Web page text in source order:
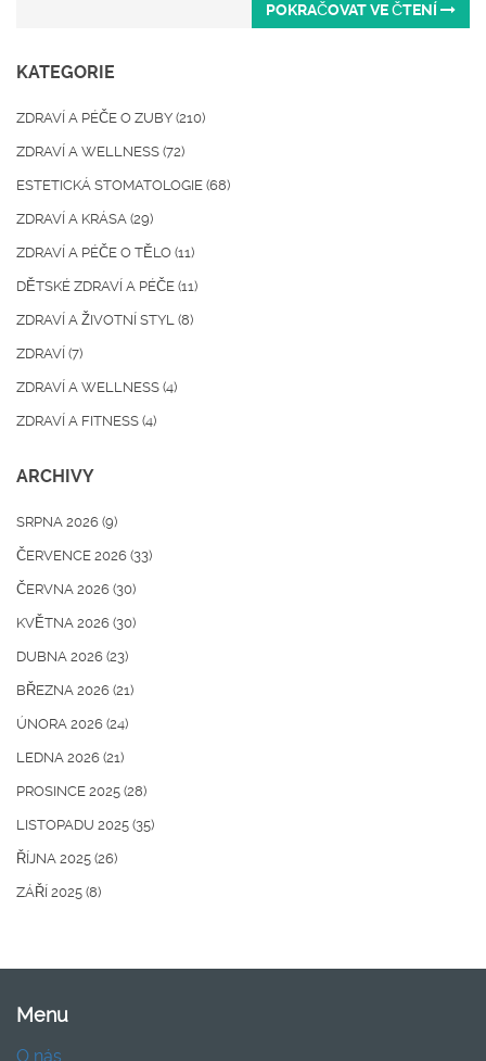
POKRAČOVAT VE ČTENÍ
KATEGORIE
ZDRAVÍ A PÉČE O ZUBY (210)
ZDRAVÍ A WELLNESS (72)
ESTETICKÁ STOMATOLOGIE (68)
ZDRAVÍ A KRÁSA (29)
ZDRAVÍ A PÉČE O TĚLO (11)
DĚTSKÉ ZDRAVÍ A PÉČE (11)
ZDRAVÍ A ŽIVOTNÍ STYL (8)
ZDRAVÍ (7)
ZDRAVÍ A WELLNESS (4)
ZDRAVÍ A FITNESS (4)
ARCHIVY
SRPNA 2026 (9)
ČERVENCE 2026 (33)
ČERVNA 2026 (30)
KVĚTNA 2026 (30)
DUBNA 2026 (23)
BŘEZNA 2026 (21)
ÚNORA 2026 (24)
LEDNA 2026 (21)
PROSINCE 2025 (28)
LISTOPADU 2025 (35)
ŘÍJNA 2025 (26)
ZÁŘÍ 2025 (8)
Menu
O nás